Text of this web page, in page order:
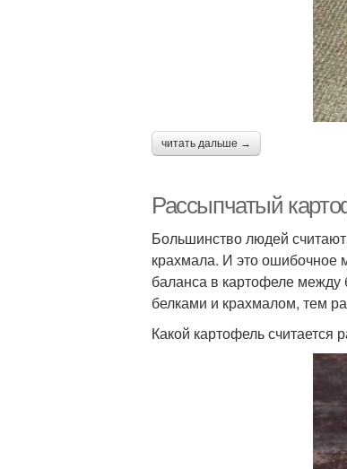
читать дальше →
Рассыпчатый
Большинство людей
крахмала. И это ошибочное
баланса в картофеле
белками и крахмалом, тем
Какой картофель считается